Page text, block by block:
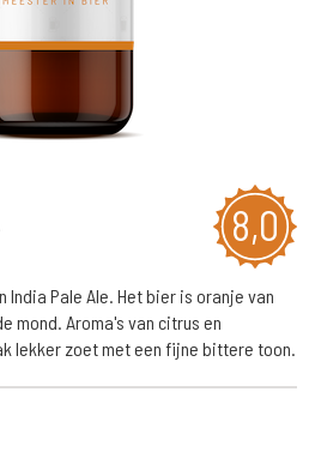
8,0
India Pale Ale. Het bier is oranje van
mond. Aroma's van citrus en
lekker zoet met een fijne bittere toon.